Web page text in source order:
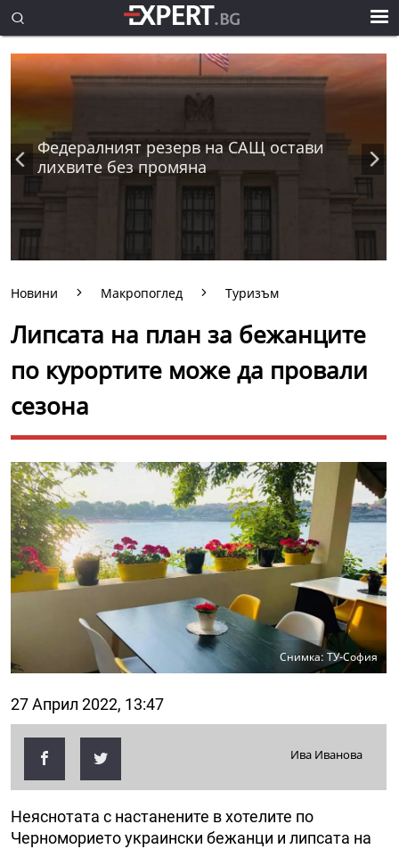
Федералният резерв на САЩ остави
лихвите без промяна
Новини Макропоглед Туризъм
Липсата на план за бежанците
по курортите може да провали
сезона
Снимка: ТУ-София
27 Април 2022, 13:47
Ива Иванова
Неяснотата с настанените в хотелите по
Черноморието украински бежанци и липсата на